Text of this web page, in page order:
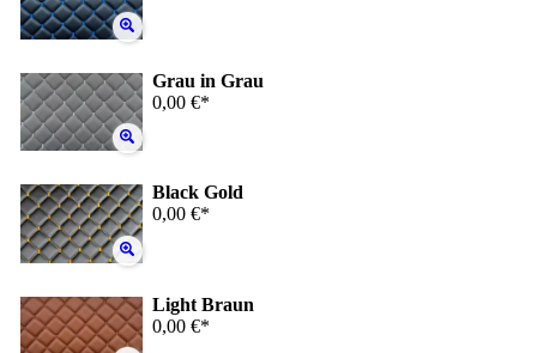
Grau in Grau
0,00 €*
Black Gold
0,00 €*
Light Braun
0,00 €*